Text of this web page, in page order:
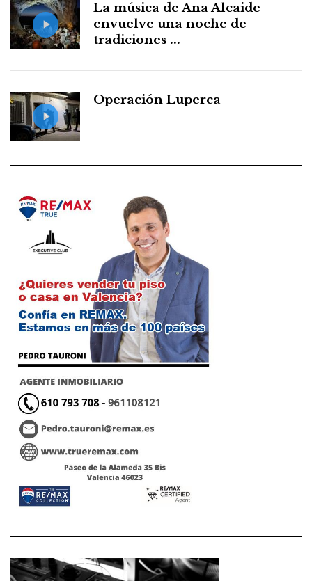
La música de Ana Alcaide
envuelve una noche de
tradiciones ...
Operación Luperca